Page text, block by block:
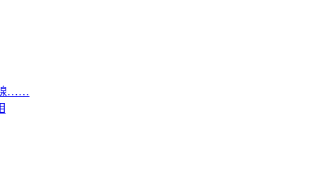
腺……